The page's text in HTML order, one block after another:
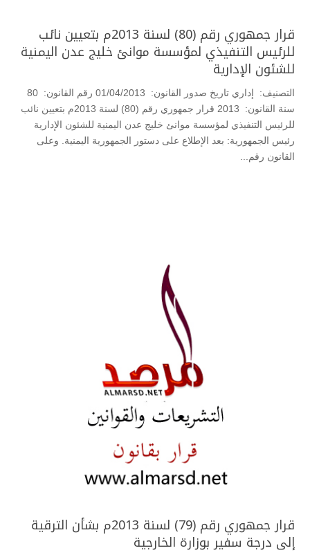
قرار جمهوري رقم (80) لسنة 2013م بتعيين نائب
للرئيس التنفيذي لمؤسسة موانئ خليج عدن اليمنية
للشئون الإدارية
التصنيف: إداري تاريخ صدور القانون: 01/04/2013 رقم القانون: 80
سنة القانون: 2013 قرار جمهوري رقم (80) لسنة 2013م بتعيين نائب
للرئيس التنفيذي لمؤسسة موانئ خليج عدن اليمنية للشئون الإدارية
رئيس الجمهورية: بعد الإطلاع على دستور الجمهورية اليمنية. وعلى
القانون رقم...
قرار جمهوري رقم (79) لسنة 2013م بشأن الترقية
إلى درجة سفير بوزارة الخارجية